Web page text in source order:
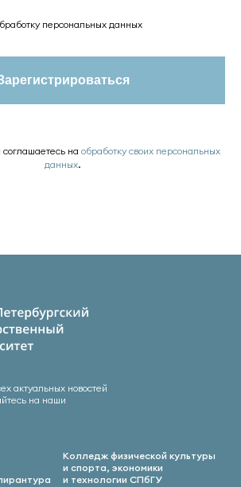
персональных данных
соглашаетесь на обработку своих персональных
данных.
актуальных новостей
на наши
Колледж физической культуры
и спорта, экономики
и технологии СПбГУ